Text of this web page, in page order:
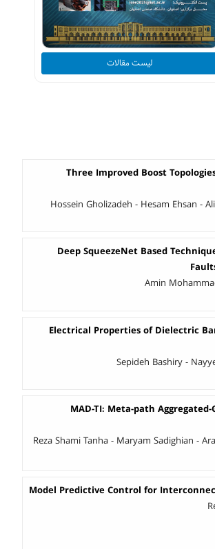
لیست مقالات
Three Improved Boost
Hossein Gholizadeh - Hesam Ehsan -
Deep SqueezeNet Based
Amin
Electrical Properties of Dielectric
Sepideh Bashiry -
MAD-TI: Meta-path
Reza Shami Tanha - Maryam Sadighian -
Model Predictive Control for